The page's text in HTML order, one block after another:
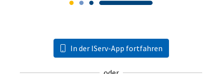
In der IServ-App fortfahren